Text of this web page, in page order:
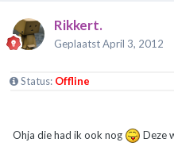
Rikkert.
GeplaatstApril 3, 2012
Status: Offline
Ohja die had ik ook nog Deze